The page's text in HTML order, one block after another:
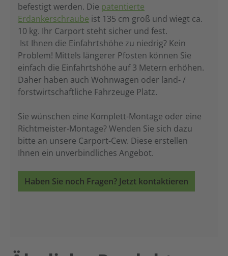
befestigt werden. Die patentierte
Erdankerschraube ist 135 cm groß und wiegt ca.
10 kg. Ihr Carport steht sicher und fest.
Ist Ihnen die Einfahrtshöhe zu niedrig? Kein
Problem! Mittels längerer Pfosten können Sie
einfach die Einfahrtshöhe auf 3 Metern erhöhen.
Daher haben auch Wohnwagen oder land- /
forstwirtschaftliche Fahrzeuge Platz.
Sie wünschen eine Komplett-Montage oder eine
Richtmeister-Montage? Wenden Sie sich dazu
bitte an unsere Carport-Cew. Diese erstellen
Ihnen ein unverbindliches Angebot.
Haben Sie noch Fragen? Jetzt kontaktieren
Produktgalerie überspringen